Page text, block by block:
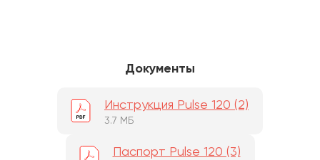
Документы
Инструкция Pulse 120 (2)
3.7 МБ
Паспорт Pulse 120 (3)